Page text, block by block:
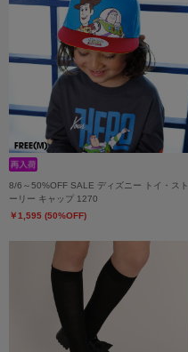
8/6～50%OFF SALE ディズニー トイ・スト
ーリー キャップ 1270
￥1,595 (50%OFF)